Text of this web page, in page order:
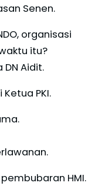
Senen.
organisasi
itu?
Aidit.
PKI.
HMI.